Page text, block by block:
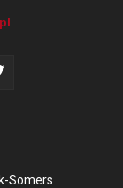
Somers